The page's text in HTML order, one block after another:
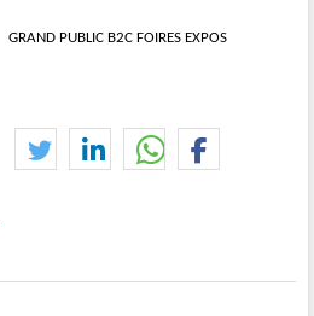
GRAND PUBLIC B2C FOIRES EXPOS